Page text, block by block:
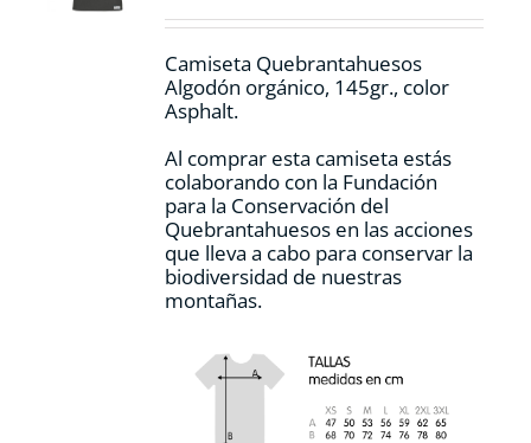
la
de
producto
Camiseta Quebrantahuesos
Algodón orgánico, 145gr., color
Asphalt.
Al comprar esta camiseta estás
colaborando con la Fundación
para la Conservación del
Quebrantahuesos en las acciones
que lleva a cabo para conservar la
biodiversidad de nuestras
montañas.